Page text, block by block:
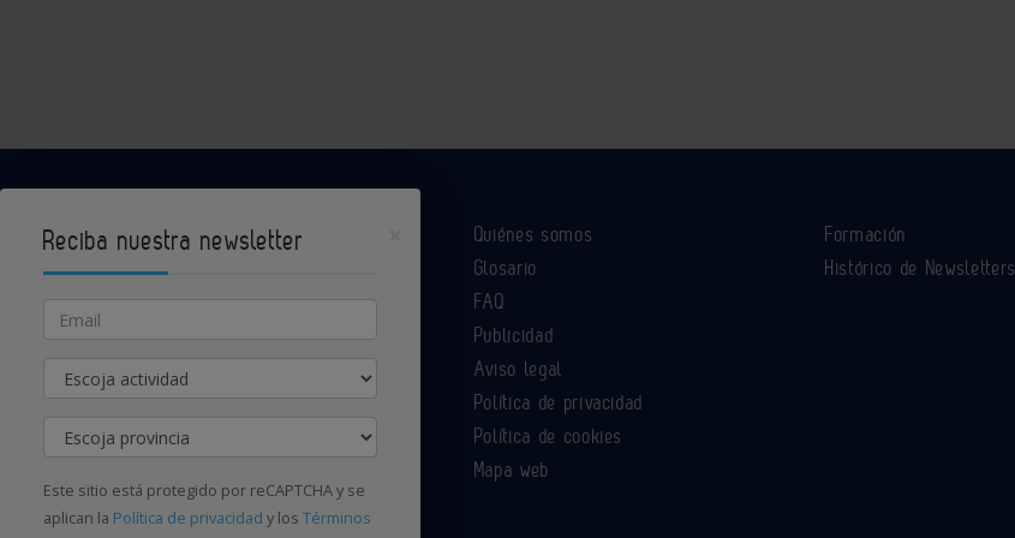
Contacte con nosotros
Quiénes somos
Glosario
FAQ
Publicidad
Aviso legal
Política de privacidad
Política de cookies
Mapa web
Formación
Histórico de Newsletters
Reciba nuestra newsletter
Email
Actividad
Provincia
Este sitio está protegido por reCAPTCHA y se
aplican la Política de privacidad y los Términos